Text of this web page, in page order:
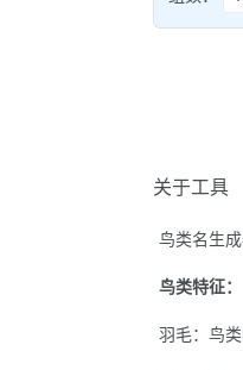
关于工具
鸟类名生
鸟类特征：
羽毛：鸟